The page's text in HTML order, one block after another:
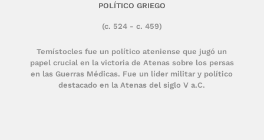
Temístocles fue un político ateniense que jugó un
papel crucial en la victoria de Atenas sobre los persas
en las Guerras Médicas. Fue un líder militar y político
destacado en la Atenas del siglo V a.C.
(c. 524 - c. 459)
POLÍTICO GRIEGO